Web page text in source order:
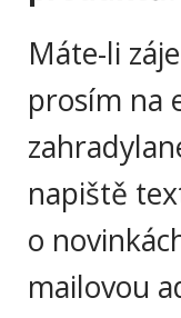
Máte-li
prosím na
napiště
o
mailovou